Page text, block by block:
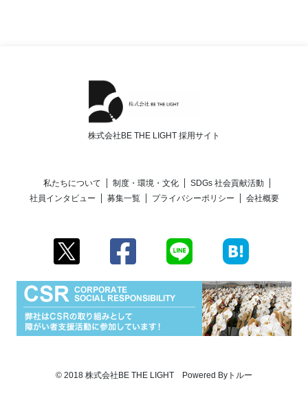
株式会社BE THE LIGHT 採用サイト
私たちについて 制度・環境・文化
SDGs 社会貢献活動
社員インタビュー
募集一覧 プライバシーポリシー 会社概要
© 2018 株式会社BE THE LIGHT Powered By トルー